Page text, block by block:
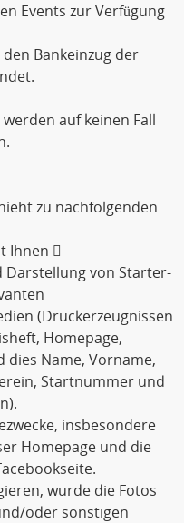
Events zur Verfügung
Bankeinzug der
auf keinen Fall
zu nachfolgenden
Ihnen 
Darstellung von Starter-
(Druckerzeugnissen
Homepage,
dies Name, Vorname,
Startnummer und
insbesondere
Homepage und die
wurde die Fotos
oder sonstigen